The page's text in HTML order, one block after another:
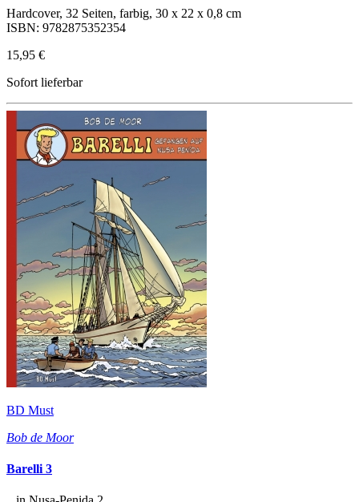
Hardcover, 32 Seiten, farbig, 30 x 22 x 0,8 cm
ISBN: 9782875352354
15,95 €
Sofort lieferbar
BD Must
Bob de Moor
Barelli 3